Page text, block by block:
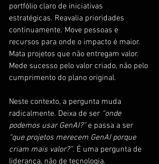
portfólio claro de iniciativas
estratégicas. Reavalia prioridades
continuamente. Move pessoas e
recursos para onde o impacto é maior.
Mata projetos que não entregam valor.
Mede sucesso pelo valor criado, não pelo
cumprimento do plano original.
Neste contexto, a pergunta muda
radicalmente. Deixa de ser “onde
podemos usar GenAI?” e passa a ser
“que projetos merecem GenAI porque
criam mais valor?”. É uma pergunta de
liderança, não de tecnologia.